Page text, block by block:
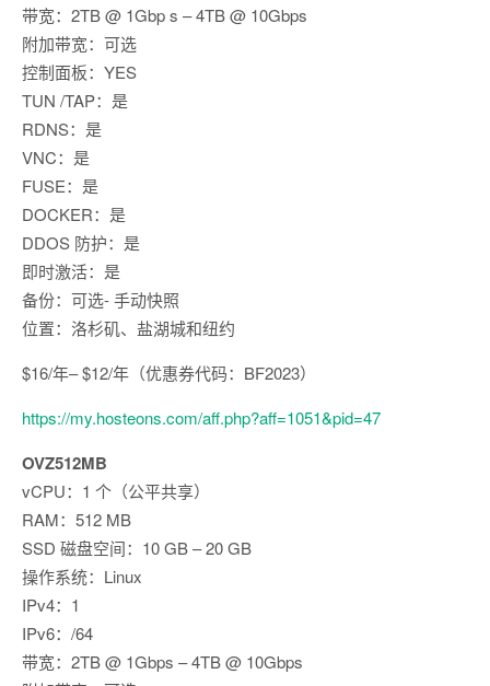
带宽：2TB @ 1Gbp s – 4TB @ 10Gbps
附加带宽：可选
控制面板：YES
TUN /TAP：是
RDNS：是
VNC：是
FUSE：是
DOCKER：是
DDOS 防护：是
即时激活：是
备份：可选- 手动快照
位置：洛杉矶、盐湖城和纽约
$16/年– $12/年（优惠券代码：BF2023）
https://my.hosteons.com/aff.php?aff=1051&pid=47
OVZ512MB
vCPU：1 个（公平共享）
RAM：512 MB
SSD 磁盘空间：10 GB – 20 GB
操作系统：Linux
IPv4：1
IPv6：/64
带宽：2TB @ 1Gbps – 4TB @ 10Gbps